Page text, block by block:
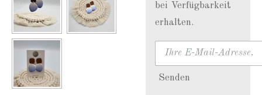
bei Verfügbarkeit
erhalten.
Senden